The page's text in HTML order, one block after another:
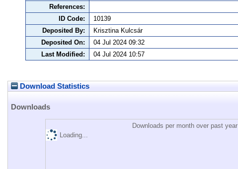
References:
ID Code:
10139
Deposited By:
Krisztina Kulcsár
Deposited On:
04 Jul 2024 09:32
Last Modified:
04 Jul 2024 10:57
Download Statistics
Downloads
Downloads per month over past year
Loading...